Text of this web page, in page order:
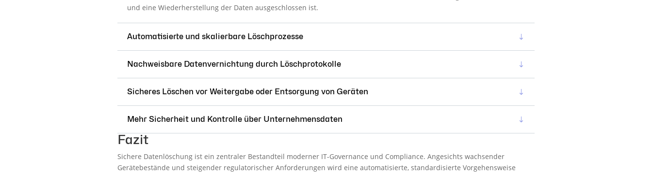
und eine Wiederherstellung der Daten ausgeschlossen ist.
Automatisierte und skalierbare Löschprozesse
Nachweisbare Datenvernichtung durch Löschprotokolle
Sicheres Löschen vor Weitergabe oder Entsorgung von Geräten
Mehr Sicherheit und Kontrolle über Unternehmensdaten
Fazit
Sichere Datenlöschung ist ein zentraler Bestandteil moderner IT-Governance und Compliance. Angesichts wachsender
Gerätebestände und steigender regulatorischer Anforderungen wird eine automatisierte, standardisierte Vorgehensweise